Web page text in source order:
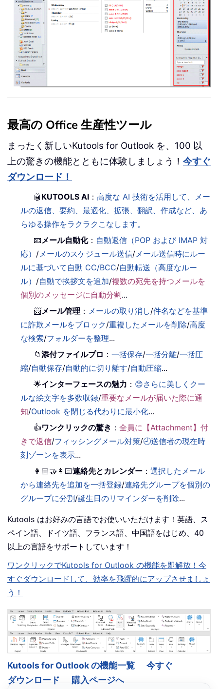
最高の Office 生産性ツール
まったく新しいKutools for Outlook を、100 以
上の驚きの機能とともに体験しましょう！ 今すぐ
ダウンロード！
🤖 KUTOOLS AI ：高度な AI 技術を活用して、メー
ルの返信、要約、最適化、拡張、翻訳、作成など、あ
らゆる操作をラクラクこなします。
📧メール自動化： 自動返信（POP および IMAP 対
応） /メールのスケジュール送信/メール送信時にルー
ルに基づいて自動 CC/BCC/自動転送（高度なルー
ル） /自動で挨拶文を追加/複数の宛先を持つメールを
個別のメッセージに自動分割...
📨メール管理 ： メールの取り消し/件名などを基準
に詐欺メールをブロック/重複したメールを削除/高度
な検索/フォルダーを整理...
📁添付ファイルプロ ：一括保存/一括分離/一括圧
縮/自動保存/自動的に切り離す/自動圧縮...
🌟インターフェースの魅力 ： 😊さらに美しくクー
ルな絵文字を多数収録/重要なメールが届いた際に通
知/Outlook を閉じる代わりに最小化...
👍ワンクリックの驚き ：全員に【Attachment】付
きで返信/フィッシングメール対策/🕘送信者の現在時
刻ゾーンを表示...
👩🏼‍🤝‍👩🏻連絡先とカレンダー ：選択したメール
から連絡先を追加を一括登録/連絡先グループを個別の
グループに分割/誕生日のリマインダーを削除...
Kutools はお好みの言語でお使いいただけます！英語、ス
ペイン語、ドイツ語、フランス語、中国語をはじめ、40
以上の言語をサポートしています！
ワンクリックでKutools for Outlook の機能を即解放！今
すぐダウンロードして、効率を飛躍的にアップさせましょ
う！
Kutools for Outlook の機能一覧
今すぐ
ダウンロード
購入ページへ